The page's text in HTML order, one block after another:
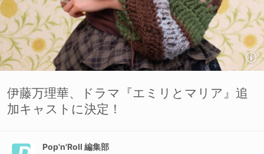
伊藤万理華、ドラマ『エミリとマリア』追
加キャストに決定！
Pop'n'Roll 編集部